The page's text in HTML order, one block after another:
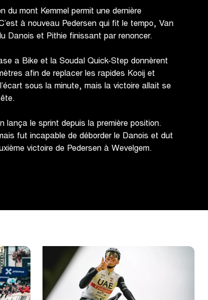
du mont Kemmel permit une dernière
à nouveau Pedersen qui fit le tempo, Van
Danois et Pithie finissant par renoncer.
a Bike et la Soudal Quick-Step donnèrent
afin de replacer les rapides Kooij et
sous la minute, mais la victoire allait se
lança le sprint depuis la première position.
fut incapable de déborder le Danois et dut
victoire de Pedersen à Wevelgem.